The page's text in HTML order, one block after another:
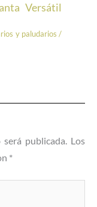
Versátil
y paludarios /
publicada. Los
*